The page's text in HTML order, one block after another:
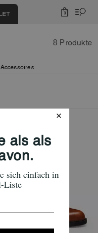
0
8 Produkte
Accessoires